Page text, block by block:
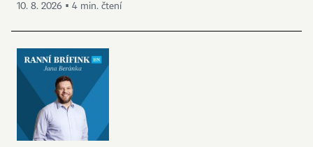
10. 8. 2026 ▪ 4 min. čtení